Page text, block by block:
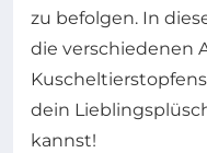
zu befolgen. In
die verschiedenen
dein
kannst!